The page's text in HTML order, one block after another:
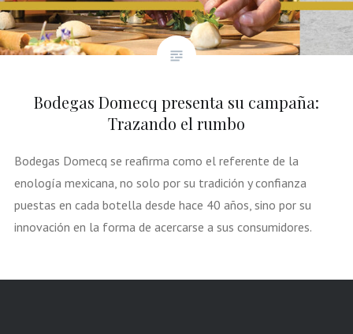
Bodegas Domecq presenta su campaña:
Trazando el rumbo
Bodegas Domecq se reafirma como el referente de la
enología mexicana, no solo por su tradición y confianza
puestas en cada botella desde hace 40 años, sino por su
innovación en la forma de acercarse a sus consumidores.